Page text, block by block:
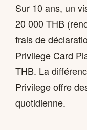
Sur 10 ans, un
20 000 THB
frais de
Privilege Card
THB. La
Privilege offre
quotidienne.